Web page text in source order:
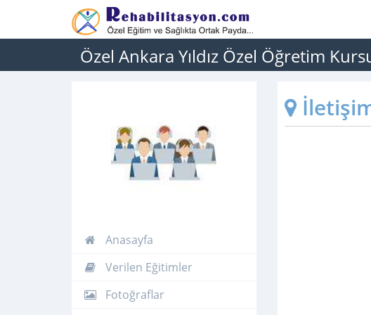
Özel Ankara Yıldız Özel Öğretim
Anasayfa
Verilen Eğitimler
Fotoğraflar